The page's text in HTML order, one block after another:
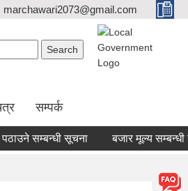
marchawari2073@gmail.com
सम्पर्क
सम्बन्धी सूचना बजार मूल्य सम्बन्धी